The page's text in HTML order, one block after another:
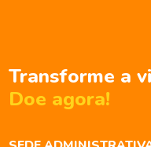
Transforme a
Doe agora!